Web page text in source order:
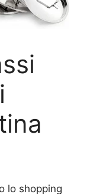
lo shopping